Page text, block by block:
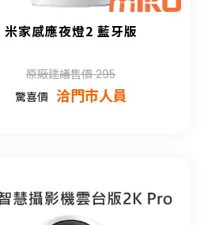
米家感應夜燈2 藍牙版
原廠建議售價 295
驚喜價 洽門市人員